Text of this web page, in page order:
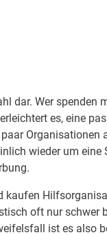
dar. Wer spenden
es, eine
Organisationen
wieder um eine
kaufen
oft nur schwer
ist es also